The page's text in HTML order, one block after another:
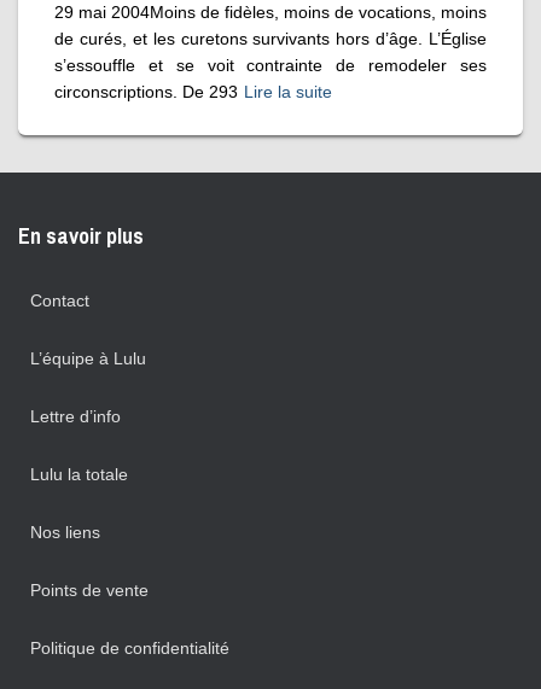
29 mai 2004Moins de fidèles, moins de vocations, moins
de curés, et les curetons survivants hors d’âge. L’Église
s’essouffle et se voit contrainte de remodeler ses
circonscriptions. De 293 Lire la suite
En savoir plus
Contact
L’équipe à Lulu
Lettre d’info
Lulu la totale
Nos liens
Points de vente
Politique de confidentialité